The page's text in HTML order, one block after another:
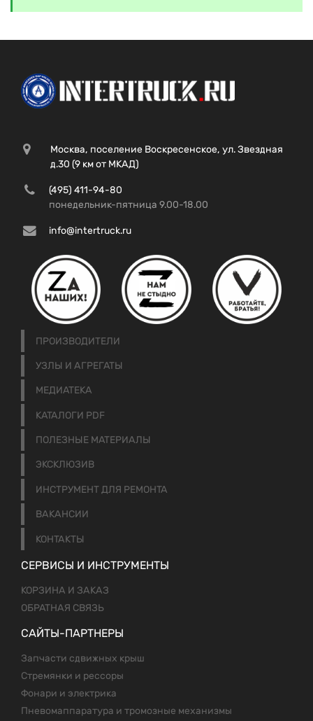
Москва, поселение Воскресенское, ул. Звездная
д.30 (9 км от МКАД)
(495) 411-94-80
понедельник-пятница 9.00-18.00
info@intertruck.ru
ПРОИЗВОДИТЕЛИ
УЗЛЫ И АГРЕГАТЫ
МЕДИАТЕКА
КАТАЛОГИ PDF
ПОЛЕЗНЫЕ МАТЕРИАЛЫ
ЭКСКЛЮЗИВ
ИНСТРУМЕНТ ДЛЯ РЕМОНТА
ВАКАНСИИ
КОНТАКТЫ
СЕРВИСЫ И ИНСТРУМЕНТЫ
КОРЗИНА И ЗАКАЗ
ОБРАТНАЯ СВЯЗЬ
САЙТЫ-ПАРТНЕРЫ
Запчасти сдвижных крыш
Стремянки и рессоры
Фонари и электрика
Пневомаппаратура и тромозные механизмы